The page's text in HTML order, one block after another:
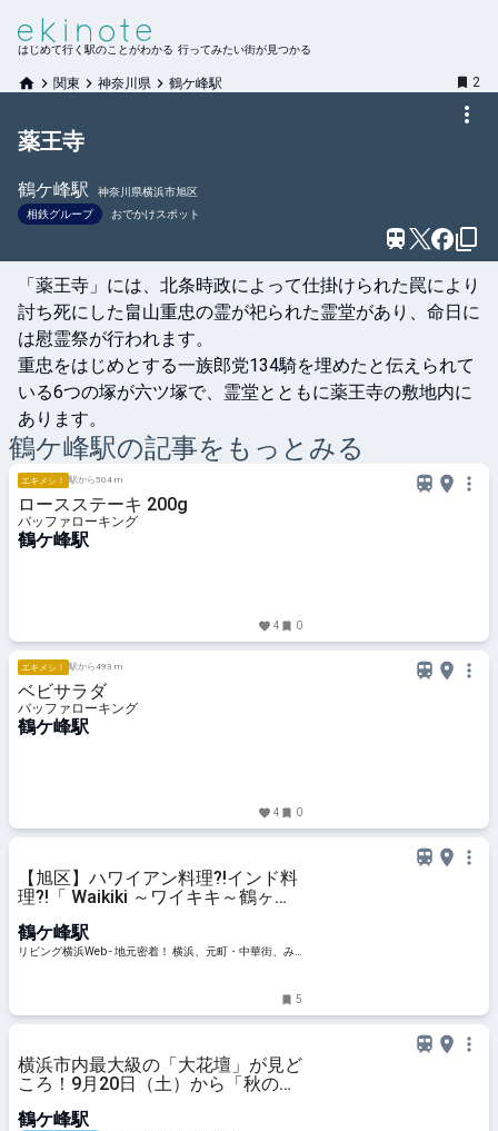
はじめて行く駅のことがわかる 行ってみたい街が見つかる
関東 神奈川県 鶴ケ峰駅 2
薬王寺
鶴ケ峰駅
神奈川県横浜市旭区
相鉄グループ
おでかけスポット
「薬王寺」には、北条時政によって仕掛けられた罠により
討ち死にした畠山重忠の霊が祀られた霊堂があり、命日に
は慰霊祭が行われます。
重忠をはじめとする一族郎党134騎を埋めたと伝えられて
いる6つの塚が六ツ塚で、霊堂とともに薬王寺の敷地内に
あります。
鶴ケ峰駅の記事をもっとみる
エキメシ！ 駅から504 m
ロースステーキ 200g
バッファローキング
鶴ケ峰駅
4 0
エキメシ！ 駅から493 m
ベビサラダ
バッファローキング
鶴ケ峰駅
4 0
【旭区】ハワイアン料理?!インド料
理?!「 Waikiki ～ワイキキ～鶴ヶ峰
鶴ケ峰駅
リビング横浜Web - 地元密着！ 横浜、元町・中華街、み
5
横浜市内最大級の「大花壇」が見ど
ころ！9月20日（土）から「秋の里
鶴ケ峰駅